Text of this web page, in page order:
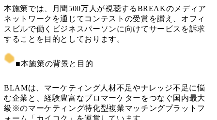
本施策では、月間500万人が視聴するBREAKのメディア
ネットワークを通じてコンテストの受賞を讃え、オフィ
スビルで働くビジネスパーソンに向けてサービスを訴求
することを目的としております。
■本施策の背景と目的
BLAMは、マーケティング人材不足やナレッジ不足に悩
む企業と、経験豊富なプロマーケターをつなぐ国内最大
級※のマーケティング特化型複業マッチングプラットフ
ォーム「カイコク」を運営しています。